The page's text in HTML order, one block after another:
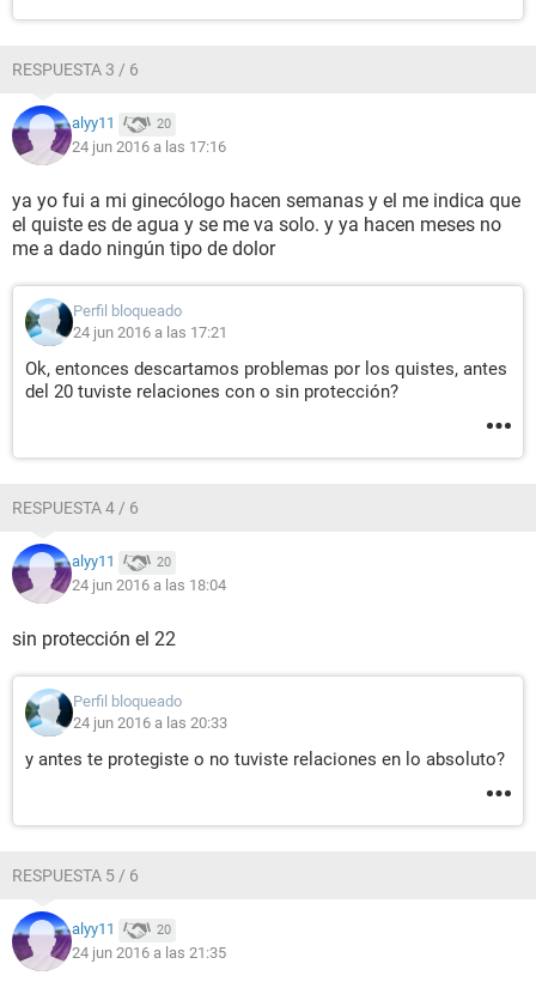
RESPUESTA 3 / 6
alyy11 20
24 jun 2016 a las 17:16
ya yo fui a mi ginecólogo hacen semanas y el me indica que
el quiste es de agua y se me va solo. y ya hacen meses no
me a dado ningún tipo de dolor
Perfil bloqueado
24 jun 2016 a las 17:21
Ok, entonces descartamos problemas por los quistes, antes
del 20 tuviste relaciones con o sin protección?
RESPUESTA 4 / 6
alyy11 20
24 jun 2016 a las 18:04
sin protección el 22
Perfil bloqueado
24 jun 2016 a las 20:33
y antes te protegiste o no tuviste relaciones en lo absoluto?
RESPUESTA 5 / 6
alyy11 20
24 jun 2016 a las 21:35